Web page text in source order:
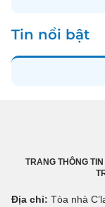
Tin nổi bật
TRANG THÔNG
Địa chỉ: Tòa nhà